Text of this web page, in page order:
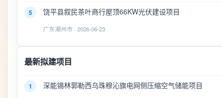
5 饶平县叙民茶叶商行屋顶66KW光伏建设项目
广东潮州市 · 2026-06-23
最新拟建项目
1 深能锡林郭勒西乌珠穆沁旗电网侧压缩空气储能项目